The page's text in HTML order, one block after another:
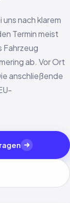
nach klarem
Termin meist
Fahrzeug
ab. Vor Ort
anschließende